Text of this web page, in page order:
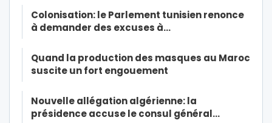
Colonisation: le Parlement tunisien renonce
à demander des excuses à…
Quand la production des masques au Maroc
suscite un fort engouement
Nouvelle allégation algérienne: la
présidence accuse le consul général…